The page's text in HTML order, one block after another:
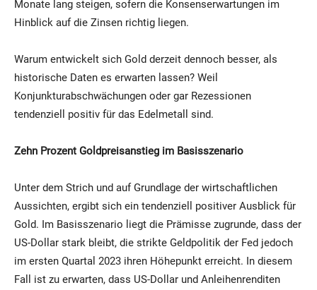
Monate lang steigen, sofern die Konsenserwartungen im
Hinblick auf die Zinsen richtig liegen.
Warum entwickelt sich Gold derzeit dennoch besser, als
historische Daten es erwarten lassen? Weil
Konjunkturabschwächungen oder gar Rezessionen
tendenziell positiv für das Edelmetall sind.
Zehn Prozent Goldpreisanstieg im Basisszenario
Unter dem Strich und auf Grundlage der wirtschaftlichen
Aussichten, ergibt sich ein tendenziell positiver Ausblick für
Gold. Im Basisszenario liegt die Prämisse zugrunde, dass der
US-Dollar stark bleibt, die strikte Geldpolitik der Fed jedoch
im ersten Quartal 2023 ihren Höhepunkt erreicht. In diesem
Fall ist zu erwarten, dass US-Dollar und Anleihenrenditen